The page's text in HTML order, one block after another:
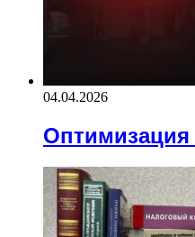
04.04.2026
Оптимизация